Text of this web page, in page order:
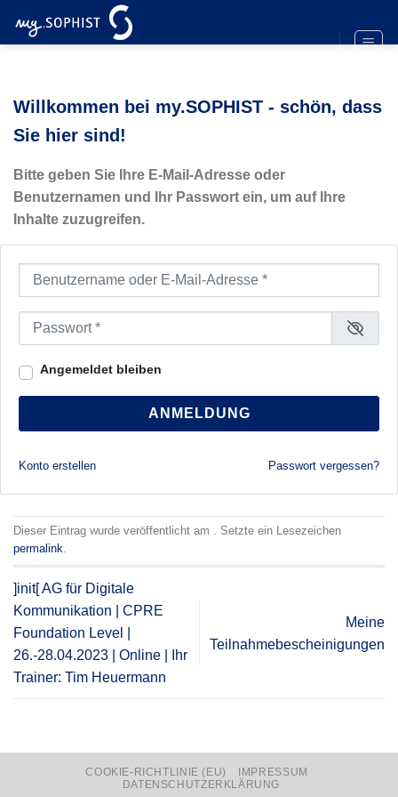
Inhalt
Willkommen bei my.SOPHIST - schön, dass
Sie hier sind!
Bitte geben Sie Ihre E-Mail-Adresse oder
Benutzernamen und Ihr Passwort ein, um auf Ihre
Inhalte zuzugreifen.
Benutzername oder E-Mail-Adresse
Passwort
Angemeldet bleiben
ANMELDUNG
Konto erstellen Passwort vergessen?
Dieser Eintrag wurde veröffentlicht am . Setzte ein Lesezeichen
permalink.
]init[ AG für Digitale
Kommunikation | CPRE
Foundation Level |
26.-28.04.2023 | Online | Ihr
Trainer: Tim Heuermann
Meine
Teilnahmebescheinigungen
COOKIE-RICHTLINIE (EU)
IMPRESSUM
DATENSCHUTZERKLÄRUNG